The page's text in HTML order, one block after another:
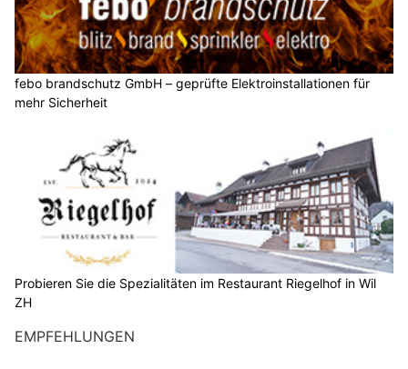
febo brandschutz GmbH – geprüfte Elektroinstallationen für
mehr Sicherheit
Probieren Sie die Spezialitäten im Restaurant Riegelhof in Wil
ZH
EMPFEHLUNGEN